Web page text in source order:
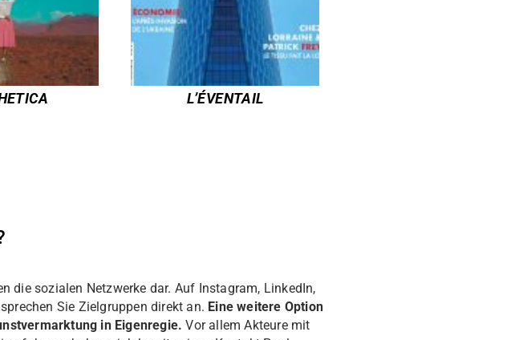
CHINA PRESSE
die sozialen Netzwerke dar. Auf Instagram, LinkedIn,
Sie Zielgruppen direkt an. Eine weitere Option
in Eigenregie. Vor allem Akteure mit